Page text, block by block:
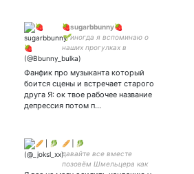
🍓sugarbbunny🍓
🌱иногда я вспоминаю о
наших прогулках в
волшебном лесу🌱
Фанфик про музыканта который
боится сцены и встречает старого
друга Я: ок твое рабочее название
депрессия потом п…
🥖 | 🥬
давайте все вместе
позовём Шмельцера как